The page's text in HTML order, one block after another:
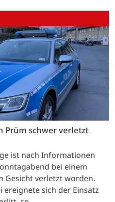
Prüm schwer verletzt
ist nach Informationen
bei einem
Gesicht verletzt worden.
ereignete sich der Einsatz